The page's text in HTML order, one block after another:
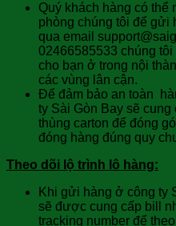
Quý khách hàng có thể
phòng chúng tôi để gửi
qua email
02466585533 chúng
cho bạn ở trong nội
các vùng lân cận.
Để đảm bảo an toàn
ty Sài Gòn Bay sẽ
thùng carton để đóng
đóng hàng đúng quy
Theo dõi lộ trình lô hàng:
Khi gửi hàng ở công ty
sẽ được cung cấp bill
tracking number để